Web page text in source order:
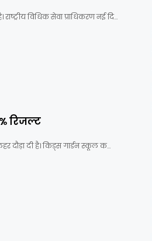
विधिक सेवा प्राधिकरण नई दि…
रिजल्ट
दौड़ा दी है। किड्स गार्डन स्कूल क…